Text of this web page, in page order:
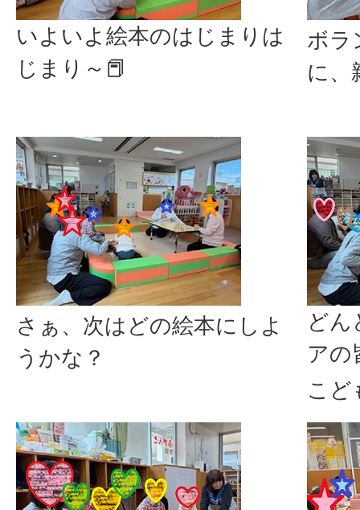
いよいよ絵本のはじまりは
じまり～📕
ボラ
に、
さぁ、次はどの絵本にしよ
うかな？
どん
アの
こど